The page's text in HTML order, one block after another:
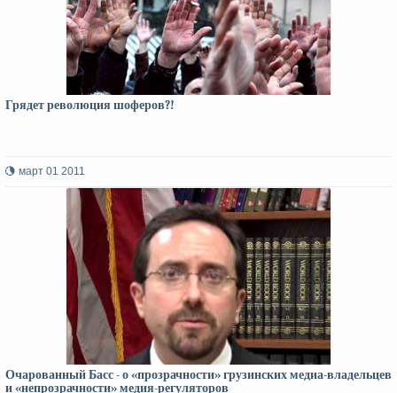
Грядет революция шоферов?!
март 01 2011
Очарованный Басс - о «прозрачности» грузинских медиа-владельцев
и «непрозрачности» медия-регуляторов